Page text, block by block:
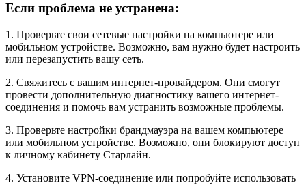
Если проблема не устранена:
1. Проверьте свои сетевые настройки на компьютере или
мобильном устройстве. Возможно, вам нужно будет настроить
или перезапустить вашу сеть.
2. Свяжитесь с вашим интернет-провайдером. Они смогут
провести дополнительную диагностику вашего интернет-
соединения и помочь вам устранить возможные проблемы.
3. Проверьте настройки брандмауэра на вашем компьютере
или мобильном устройстве. Возможно, они блокируют доступ
к личному кабинету Старлайн.
4. Установите VPN-соединение или попробуйте использовать